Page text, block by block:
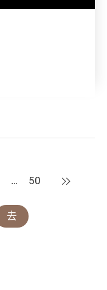
… 50 下一頁
去